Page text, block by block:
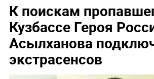
К поискам
Кузбассе Героя
Асылханова
экстрасенсов